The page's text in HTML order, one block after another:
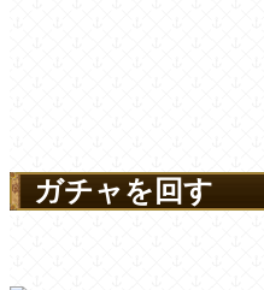
ガチャを回す